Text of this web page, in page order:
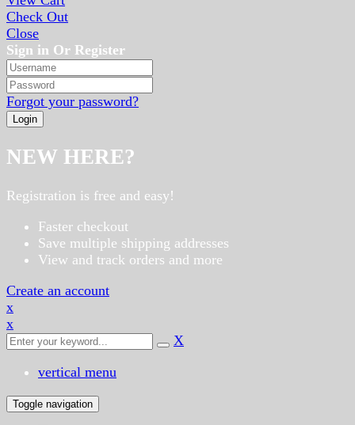
Check Out
Close
Sign in Or Register
Forgot your password?
NEW HERE?
Registration is free and easy!
Faster checkout
Save multiple shipping addresses
View and track orders and more
Create an account
x
x
X
vertical menu
Toggle navigation